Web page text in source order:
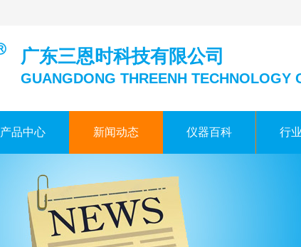
广东三恩时科技有限公司
GUANGDONG THREENH TECHNOLOGY
产品中心 新闻动态 仪器百科 行